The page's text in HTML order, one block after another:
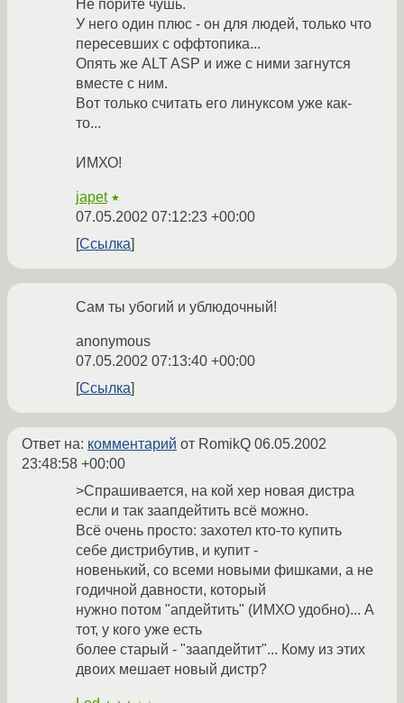
Не порите чушь.
У него один плюс - он для людей, только что
пересевших с оффтопика...
Опять же ALT ASP и иже с ними загнутся
вместе с ним.
Вот только считать его линуксом уже как-
то...
ИМХО!
japet ★
07.05.2002 07:12:23 +00:00
Ссылка
Сам ты убогий и ублюдочный!
anonymous
07.05.2002 07:13:40 +00:00
Ссылка
Ответ на: комментарий от RomikQ 06.05.2002
23:48:58 +00:00
>Спрашивается, на кой хер новая дистра
если и так заапдейтить всё можно.
Всё очень просто: захотел кто-то купить
себе дистрибутив, и купит -
новенький, со всеми новыми фишками, а не
годичной давности, который
нужно потом "апдейтить" (ИМХО удобно)... А
тот, у кого уже есть
более старый - "заапдейтит"... Кому из этих
двоих мешает новый дистр?